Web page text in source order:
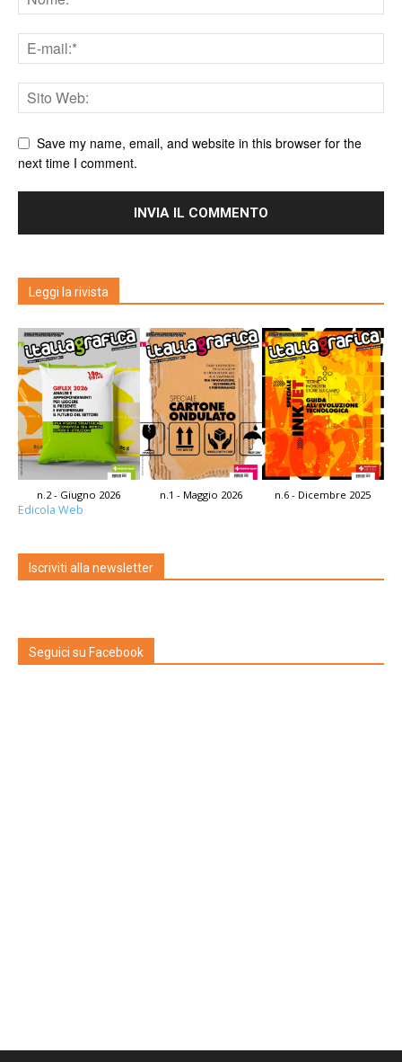
Save my name, email, and website in this browser for the
next time I comment.
Leggi la rivista
n.2 - Giugno 2026 n.1 - Maggio 2026 n.6 - Dicembre 2025
Edicola Web
Iscriviti alla newsletter
Seguici su Facebook